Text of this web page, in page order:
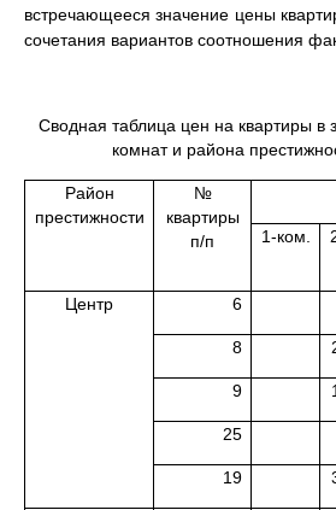
встречающееся значение цены
сочетания вариантов соотношения
Сводная таблица цен на квартиры в
комнат и района
Район
престижности
№
квартиры
п/п
1-ком.
Центр 6
8
9
25
19